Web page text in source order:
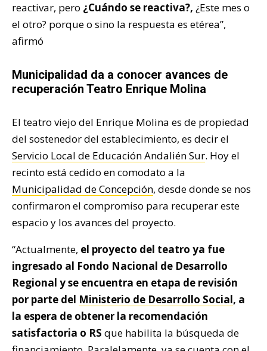
reactivar, pero ¿Cuándo se reactiva?, ¿Este mes o
el otro? porque o sino la respuesta es etérea”,
afirmó
Municipalidad da a conocer avances de
recuperación Teatro Enrique Molina
El teatro viejo del Enrique Molina es de propiedad
del sostenedor del establecimiento, es decir el
Servicio Local de Educación Andalién Sur. Hoy el
recinto está cedido en comodato a la
Municipalidad de Concepción, desde donde se nos
confirmaron el compromiso para recuperar este
espacio y los avances del proyecto.
“Actualmente, el proyecto del teatro ya fue
ingresado al Fondo Nacional de Desarrollo
Regional y se encuentra en etapa de revisión
por parte del Ministerio de Desarrollo Social, a
la espera de obtener la recomendación
satisfactoria o RS que habilita la búsqueda de